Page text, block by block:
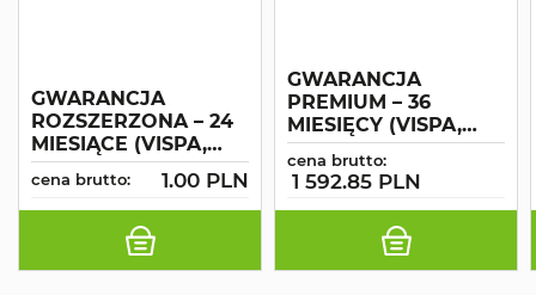
GWARANCJA
ROZSZERZONA – 24
MIESIĄCE (VISPA,
ANTEA, ABILA,
VERSA, CS 50)
cena brutto: 1.00 PLN
GWARANCJA
PREMIUM – 36
MIESIĘCY (VISPA,
ABILA, ANTEA,
VERSA, CS 50)
cena brutto:
1 592.85 PLN